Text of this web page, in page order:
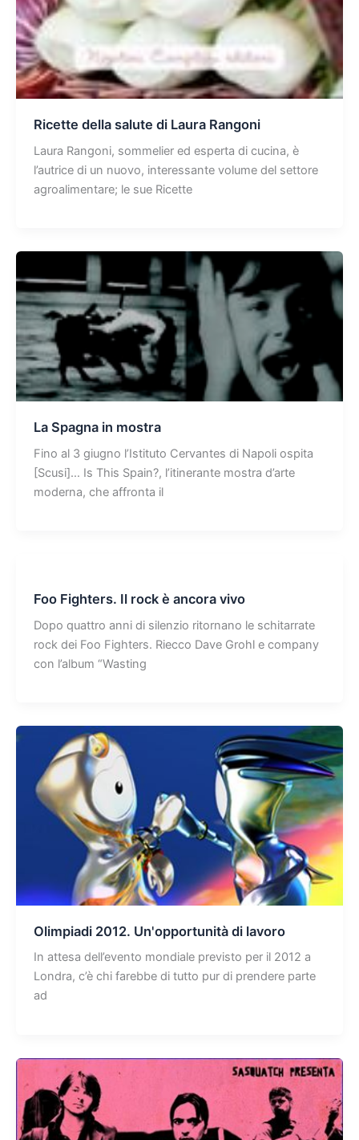
Ricette della salute di Laura Rangoni
Laura Rangoni, sommelier ed esperta di cucina, è
l’autrice di un nuovo, interessante volume del settore
agroalimentare; le sue Ricette
La Spagna in mostra
Fino al 3 giugno l’Istituto Cervantes di Napoli ospita
[Scusi]… Is This Spain?, l’itinerante mostra d’arte
moderna, che affronta il
Foo Fighters. Il rock è ancora vivo
Dopo quattro anni di silenzio ritornano le schitarrate
rock dei Foo Fighters. Riecco Dave Grohl e company
con l’album “Wasting
Olimpiadi 2012. Un'opportunità di lavoro
In attesa dell’evento mondiale previsto per il 2012 a
Londra, c’è chi farebbe di tutto pur di prendere parte
ad